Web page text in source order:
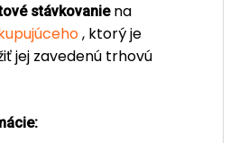
stávkovaniena
, ktorý je
jej zavedenú trhovú